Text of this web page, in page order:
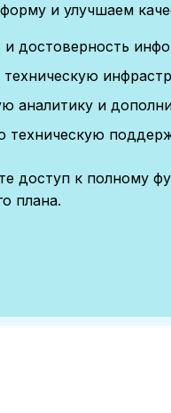
и улучшаем
и достоверность
аналитику и
техническую
доступ к полному
плана.